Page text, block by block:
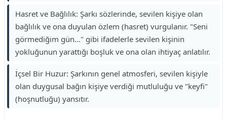
Hasret ve Bağlılık: Şarkı sözlerinde, sevilen kişiye olan
bağlılık ve ona duyulan özlem (hasret) vurgulanır. "Seni
görmediğim gün..." gibi ifadelerle sevilen kişinin
yokluğunun yarattığı boşluk ve ona olan ihtiyaç anlatılır.
İçsel Bir Huzur: Şarkının genel atmosferi, sevilen kişiyle
olan duygusal bağın kişiye verdiği mutluluğu ve "keyfi"
(hoşnutluğu) yansıtır.